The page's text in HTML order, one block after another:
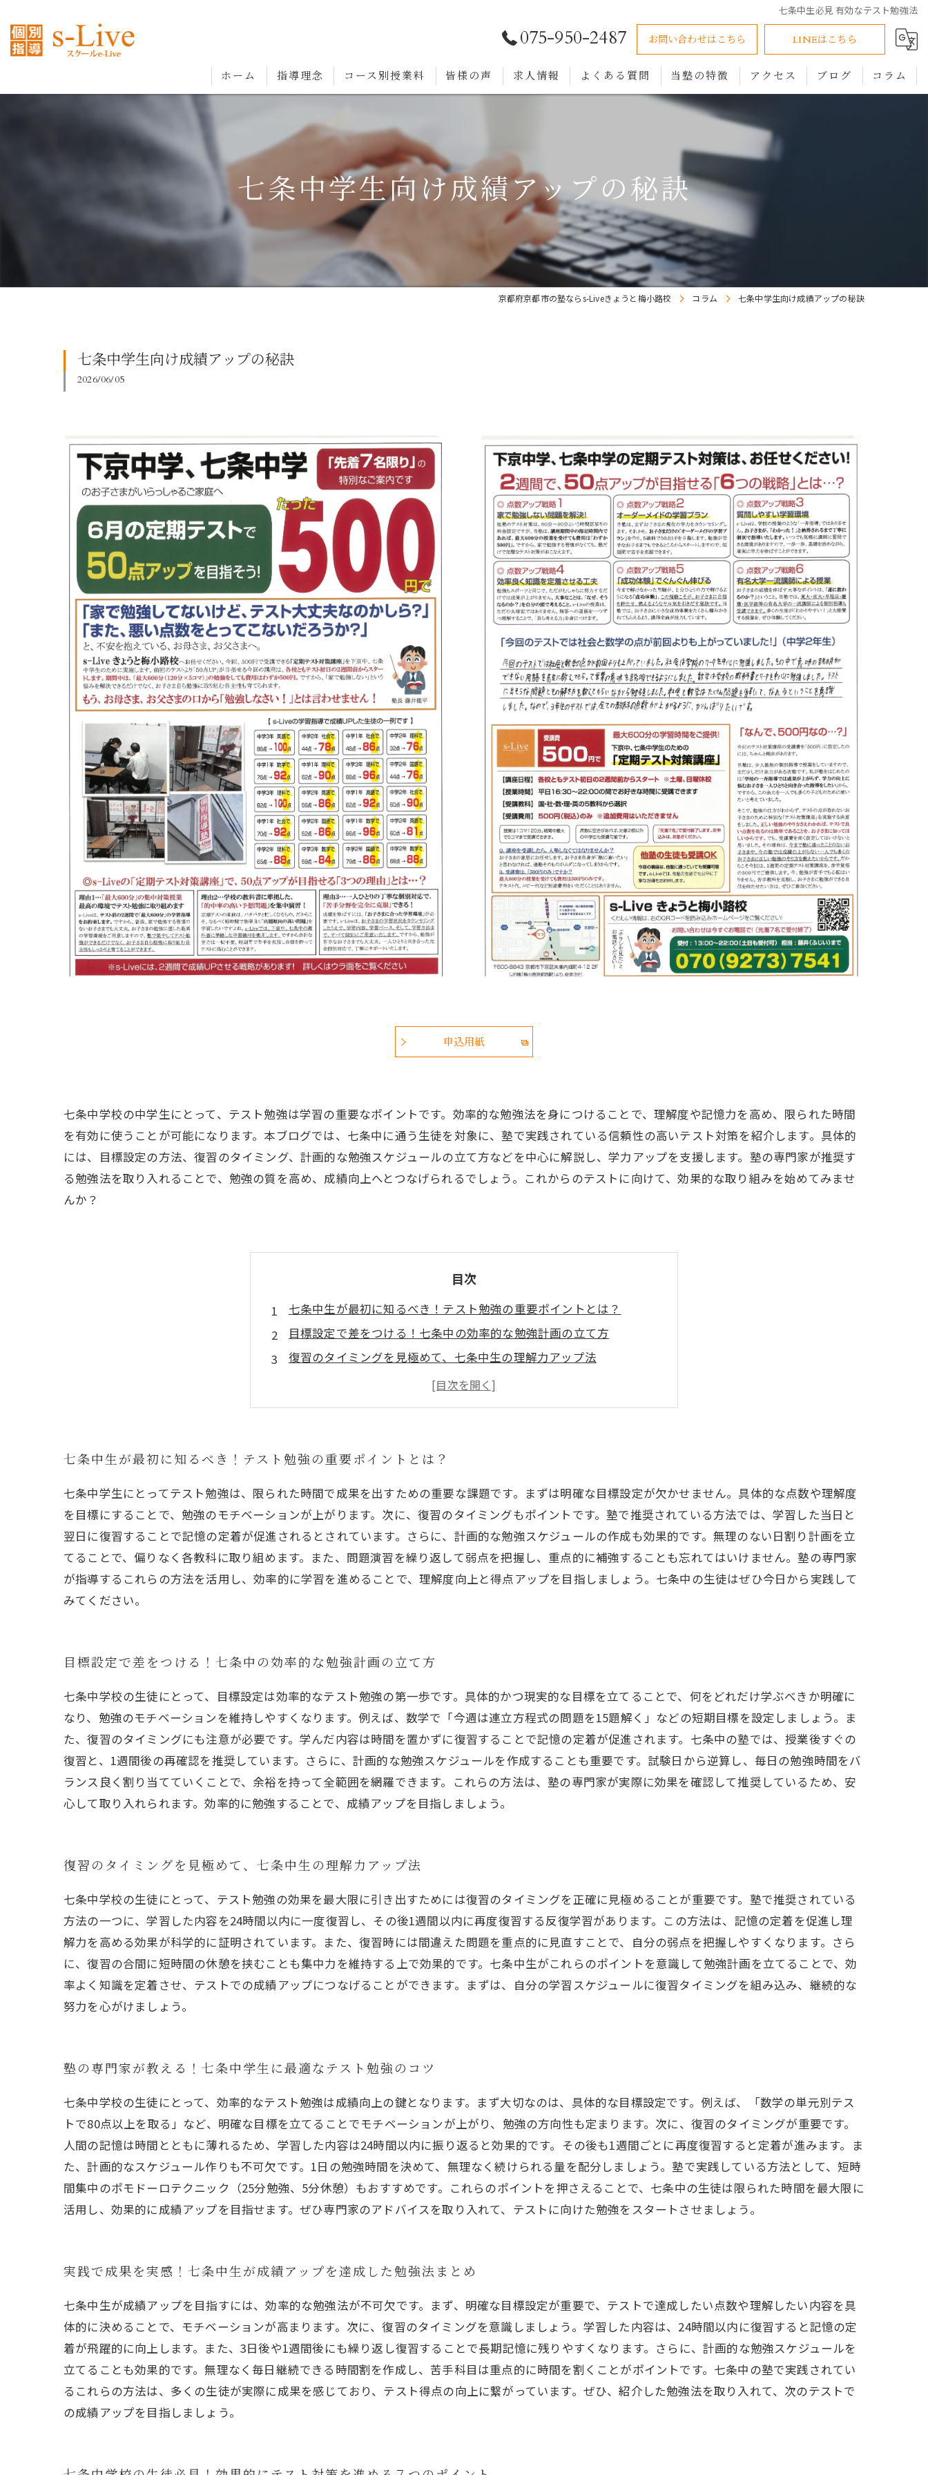
七条中生必見 有効なテスト勉強法
075-950-2487 お問い合わせはこちら LINEはこちら
ホーム 指導理念 コース別授業料 皆様の声 求人情報 よくある質問 当塾の特徴
中学生
高校生
オンライン
個別指導
アクセス ブログ コラム
七条中学生向け成績アップの秘訣
京都府京都市の塾ならs-Liveきょうと梅小路校 コラム 七条中学生向け成績アップの秘訣
七条中学生向け成績アップの秘訣
2026/06/05
申込用紙
七条中学校の中学生にとって、テスト勉強は学習の重要なポイントです。効率的な勉強法を身につけることで、理解度や記憶力を高め、限られた時間
を有効に使うことが可能になります。本ブログでは、七条中に通う生徒を対象に、塾で実践されている信頼性の高いテスト対策を紹介します。具体的
には、目標設定の方法、復習のタイミング、計画的な勉強スケジュールの立て方などを中心に解説し、学力アップを支援します。塾の専門家が推奨す
る勉強法を取り入れることで、勉強の質を高め、成績向上へとつなげられるでしょう。これからのテストに向けて、効果的な取り組みを始めてみませ
んか？
目次
七条中生が最初に知るべき！テスト勉強の重要ポイントとは？
目標設定で差をつける！七条中の効率的な勉強計画の立て方
復習のタイミングを見極めて、七条中生の理解力アップ法
塾の専門家が教える！七条中学生に最適なテスト勉強のコツ
実践で成果を実感！七条中生が成績アップを達成した勉強法まとめ
これで安心！七条中のテストに向けた最強の勉強法ガイド
七条中生が最初に知るべき！テスト勉強の重要ポイントとは？
七条中学生にとってテスト勉強は、限られた時間で成果を出すための重要な課題です。まずは明確な目標設定が欠かせません。具体的な点数や理解度
を目標にすることで、勉強のモチベーションが上がります。次に、復習のタイミングもポイントです。塾で推奨されている方法では、学習した当日と
翌日に復習することで記憶の定着が促進されるとされています。さらに、計画的な勉強スケジュールの作成も効果的です。無理のない日割り計画を立
てることで、偏りなく各教科に取り組めます。また、問題演習を繰り返して弱点を把握し、重点的に補強することも忘れてはいけません。塾の専門家
が指導するこれらの方法を活用し、効率的に学習を進めることで、理解度向上と得点アップを目指しましょう。七条中の生徒はぜひ今日から実践して
みてください。
目標設定で差をつける！七条中の効率的な勉強計画の立て方
七条中学校の生徒にとって、目標設定は効率的なテスト勉強の第一歩です。具体的かつ現実的な目標を立てることで、何をどれだけ学ぶべきか明確に
なり、勉強のモチベーションを維持しやすくなります。例えば、数学で「今週は連立方程式の問題を15題解く」などの短期目標を設定しましょう。ま
た、復習のタイミングにも注意が必要です。学んだ内容は時間を置かずに復習することで記憶の定着が促進されます。七条中の塾では、授業後すぐの
復習と、1週間後の再確認を推奨しています。さらに、計画的な勉強スケジュールを作成することも重要です。試験日から逆算し、毎日の勉強時間をバ
ランス良く割り当てていくことで、余裕を持って全範囲を網羅できます。これらの方法は、塾の専門家が実際に効果を確認して推奨しているため、安
心して取り入れられます。効率的に勉強することで、成績アップを目指しましょう。
復習のタイミングを見極めて、七条中生の理解力アップ法
七条中学校の生徒にとって、テスト勉強の効果を最大限に引き出すためには復習のタイミングを正確に見極めることが重要です。塾で推奨されている
方法の一つに、学習した内容を24時間以内に一度復習し、その後1週間以内に再度復習する反復学習があります。この方法は、記憶の定着を促進し理
解力を高める効果が科学的に証明されています。また、復習時には間違えた問題を重点的に見直すことで、自分の弱点を把握しやすくなります。さら
に、復習の合間に短時間の休憩を挟むことも集中力を維持する上で効果的です。七条中生がこれらのポイントを意識して勉強計画を立てることで、効
率よく知識を定着させ、テストでの成績アップにつなげることができます。まずは、自分の学習スケジュールに復習タイミングを組み込み、継続的な
努力を心がけましょう。
塾の専門家が教える！七条中学生に最適なテスト勉強のコツ
七条中学校の生徒にとって、効率的なテスト勉強は成績向上の鍵となります。まず大切なのは、具体的な目標設定です。例えば、「数学の単元別テス
トで80点以上を取る」など、明確な目標を立てることでモチベーションが上がり、勉強の方向性も定まります。次に、復習のタイミングが重要です。
人間の記憶は時間とともに薄れるため、学習した内容は24時間以内に振り返ると効果的です。その後も1週間ごとに再度復習すると定着が進みます。ま
た、計画的なスケジュール作りも不可欠です。1日の勉強時間を決めて、無理なく続けられる量を配分しましょう。塾で実践している方法として、短時
間集中のポモドーロテクニック（25分勉強、5分休憩）もおすすめです。これらのポイントを押さえることで、七条中の生徒は限られた時間を最大限に
活用し、効果的に成績アップを目指せます。ぜひ専門家のアドバイスを取り入れて、テストに向けた勉強をスタートさせましょう。
実践で成果を実感！七条中生が成績アップを達成した勉強法まとめ
七条中生が成績アップを目指すには、効率的な勉強法が不可欠です。まず、明確な目標設定が重要で、テストで達成したい点数や理解したい内容を具
体的に決めることで、モチベーションが高まります。次に、復習のタイミングを意識しましょう。学習した内容は、24時間以内に復習すると記憶の定
着が飛躍的に向上します。また、3日後や1週間後にも繰り返し復習することで長期記憶に残りやすくなります。さらに、計画的な勉強スケジュールを
立てることも効果的です。無理なく毎日継続できる時間割を作成し、苦手科目は重点的に時間を割くことがポイントです。七条中の塾で実践されてい
るこれらの方法は、多くの生徒が実際に成果を感じており、テスト得点の向上に繋がっています。ぜひ、紹介した勉強法を取り入れて、次のテストで
の成績アップを目指しましょう。